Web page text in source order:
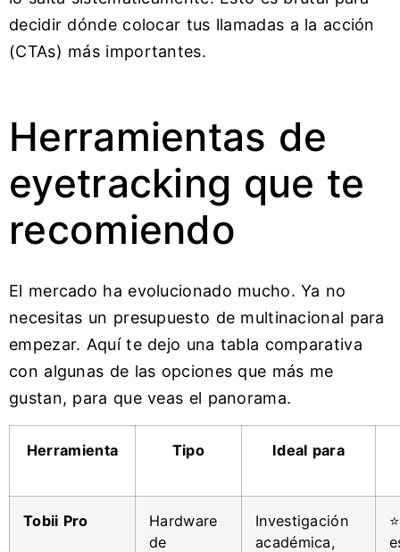
decidir dónde colocar tus llamadas a la acción
(CTAs) más importantes.
Herramientas de
eyetracking que te
recomiendo
El mercado ha evolucionado mucho. Ya no
necesitas un presupuesto de multinacional para
empezar. Aquí te dejo una tabla comparativa
con algunas de las opciones que más me
gustan, para que veas el panorama.
Herramienta Tipo Ideal para
Tobii Pro
Hardware
de
Investigación
académica,